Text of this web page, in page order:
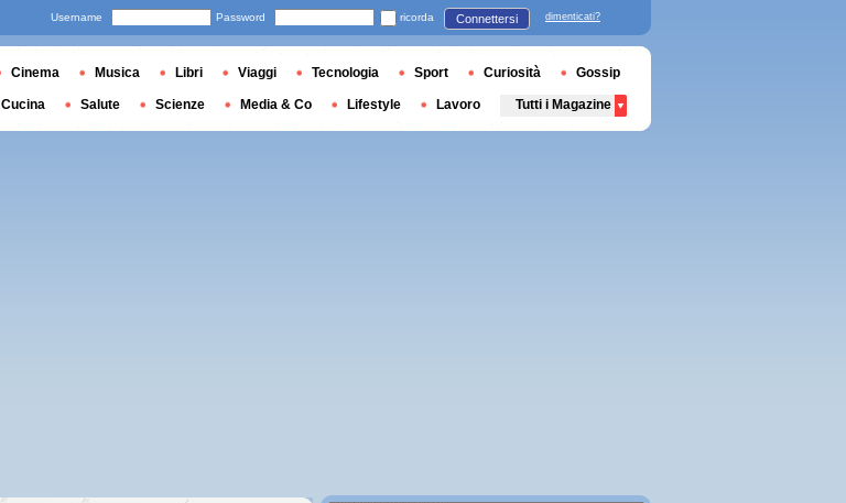
Username Password ricorda Connettersi dimenticati?
Cinema Musica Libri Viaggi Tecnologia Sport Curiosità Gossip
Cucina Salute Scienze Media & Co Lifestyle Lavoro Tutti i Magazine